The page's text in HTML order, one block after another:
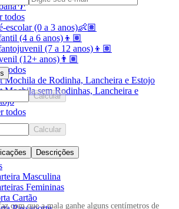
todos
escolar (0 a 3 anos)👶🏽
(4 a 6 anos)👦🏽
(7 a 12 anos)👦🏽
(12+ anos)👨🏽
todos
Mochila de Rodinha, Lancheira e Estojo
Mochila sem Rodinhas, Lancheira e
todos
Masculina
Femininas
Cartão
Calcular
Calcular
Descrições
com que a mala ganhe alguns centímetros de